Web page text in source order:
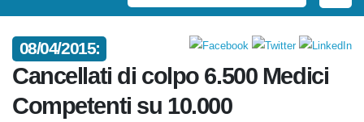
08/04/2015:
Cancellati di colpo 6.500 Medici
Competenti su 10.000